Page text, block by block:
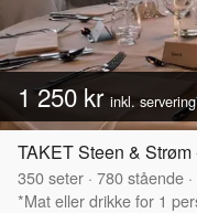
1 250 kr inkl.
TAKET Steen &
350seter · 780stående ·
*Mat eller drikke for 1